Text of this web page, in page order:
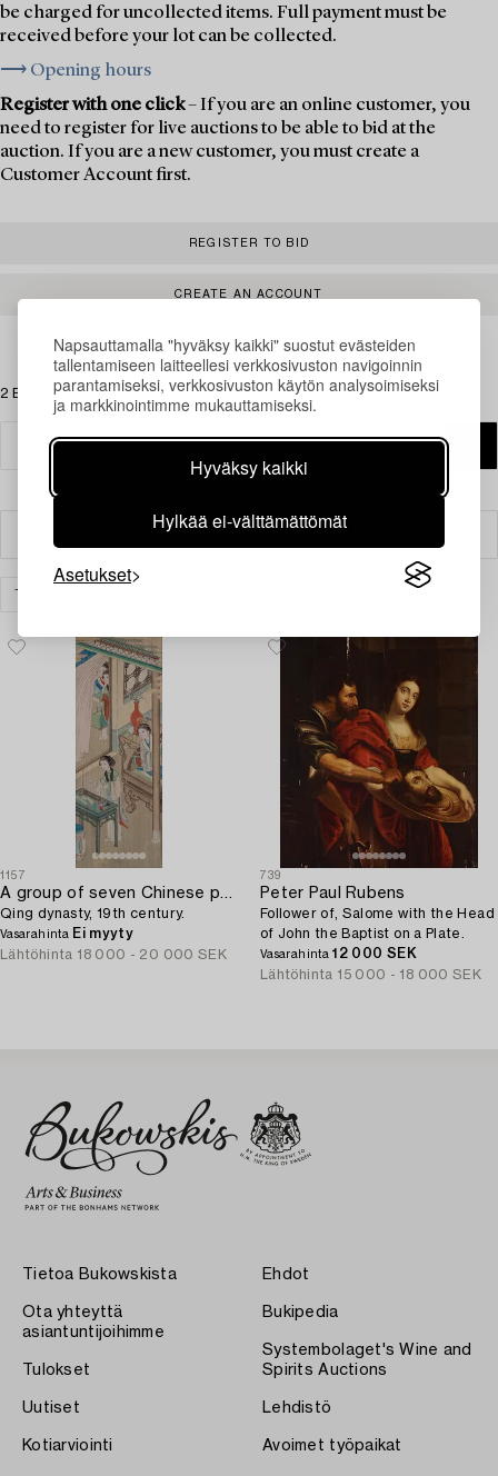
Napsauttamalla "hyväksy kaikki" suostut evästeiden
tallentamiseen laitteellesi verkkosivuston navigoinnin
parantamiseksi, verkkosivuston käytön analysoimiseksi
ja markkinointimme mukauttamiseksi.
Hyväksy kaikki
Hylkää ei-välttämättömät
Asetukset
be charged for uncollected items. Full payment must be
received before your lot can be collected.
⟶ Opening hours
Register with one click– If you are an online customer, you
need to register for live auctions to be able to bid at the
auction. If you are a new customer, you must create a
Customer Account first.
REGISTER TO BID
CREATE AN ACCOUNT
2 Esinettä
1157
A group of seven Chinese paintings on silk by anonymous artist,
Qing dynasty, 19th century.
Vasarahinta Ei myyty
Lähtöhinta 18 000 - 20 000 SEK
739
Peter Paul Rubens
Follower of, Salome with the Head
of John the Baptist on a Plate.
Vasarahinta12 000 SEK
Lähtöhinta 15 000 - 18 000 SEK
Tietoa Bukowskista
Ota yhteyttä
asiantuntijoihimme
Tulokset
Uutiset
Kotiarviointi
Ehdot
Bukipedia
Systembolaget's Wine and
Spirits Auctions
Lehdistö
Avoimet työpaikat